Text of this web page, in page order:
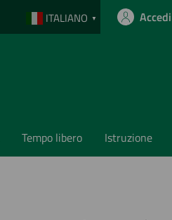
ITALIANO ▼
Tempo libero Istruzione